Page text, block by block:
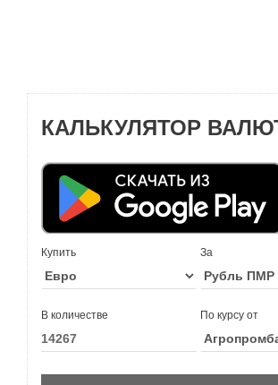
КАЛЬКУЛЯТОР
Купить За
В количестве По курсу от